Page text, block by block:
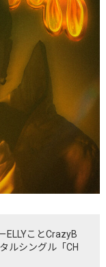
ELLYことCrazyB
ルシングル「CH